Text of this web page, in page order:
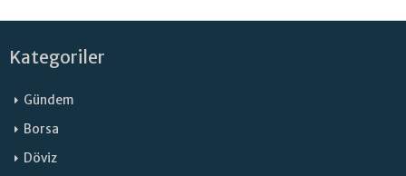
Kategoriler
Gündem
Borsa
Döviz